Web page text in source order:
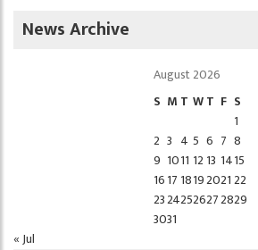
News Archive
August 2026
S M T WT F S
1
2 3 4 5 6 7 8
9 1011 12 13 1415
1617 1819202122
23242526272829
3031
« Jul